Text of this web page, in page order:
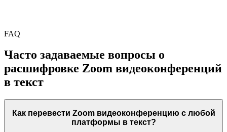
FAQ
Часто задаваемые вопросы о
расшифровке Zoom видеоконференций
в текст
Как перевести Zoom видеоконференцию с любой
платформы в текст?